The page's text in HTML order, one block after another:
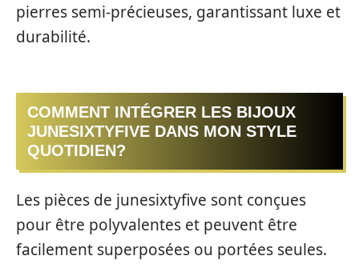
pierres semi-précieuses, garantissant luxe et
durabilité.
COMMENT INTÉGRER LES BIJOUX
JUNESIXTYFIVE DANS MON STYLE
QUOTIDIEN?
Les pièces de junesixtyfive sont conçues
pour être polyvalentes et peuvent être
facilement superposées ou portées seules.